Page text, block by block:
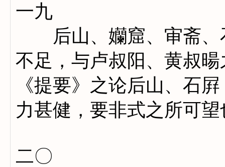
一九
后山、孏窟、审斋、
不足，与卢叔阳、黄叔
《提要》之论后山、石
力甚健，要非式之所可望
二〇